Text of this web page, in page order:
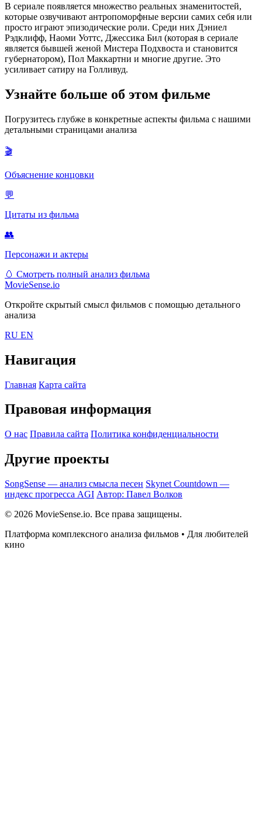
В сериале появляется множество реальных знаменитостей,
которые озвучивают антропоморфные версии самих себя или
просто играют эпизодические роли. Среди них Дэниел
Рэдклифф, Наоми Уоттс, Джессика Бил (которая в сериале
является бывшей женой Мистера Подхвоста и становится
губернатором), Пол Маккартни и многие другие. Это
усиливает сатиру на Голливуд.
Узнайте больше об этом фильме
Погрузитесь глубже в конкретные аспекты фильма с нашими
детальными страницами анализа
🎬
Объяснение концовки
💬
Цитаты из фильма
👥
Персонажи и актеры
🥚 Смотреть полный анализ фильма
MovieSense.io
Откройте скрытый смысл фильмов с помощью детального
анализа
RU EN
Навигация
Главная Карта сайта
Правовая информация
О нас Правила сайта Политика конфиденциальности
Другие проекты
SongSense — анализ смысла песен Skynet Countdown —
индекс прогресса AGI Автор: Павел Волков
© 2026 MovieSense.io. Все права защищены.
Платформа комплексного анализа фильмов • Для любителей
кино